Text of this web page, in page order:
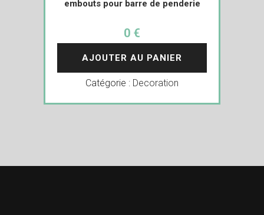
embouts pour barre de penderie
0 €
AJOUTER AU PANIER
Catégorie : Decoration